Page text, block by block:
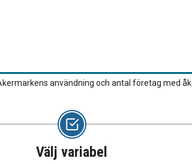
användning och antal företag med
Välj variabel